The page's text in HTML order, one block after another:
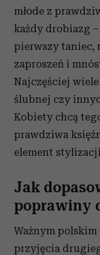
młode z
każdy drobiazg
pierwszy taniec,
zaproszeń i
Najczęściej
ślubnej czy
Kobiety chcą
prawdziwa
element
Jak
poprawiny
Ważnym
przyjęcia